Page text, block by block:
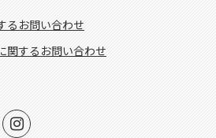
るお問い合わせ
関するお問い合わせ